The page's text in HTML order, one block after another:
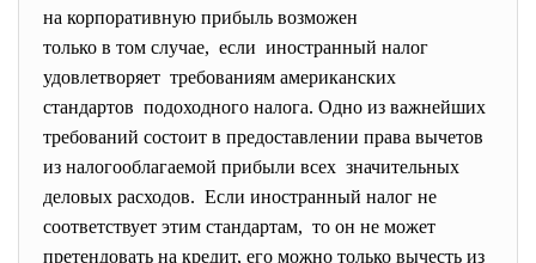
на корпоративную прибыль возможен
только в том случае, если иностранный налог
удовлетворяет требованиям американских
стандартов подоходного налога. Одно из важнейших
требований состоит в предоставлении права вычетов
из налогооблагаемой прибыли всех значительных
деловых расходов. Если иностранный налог не
соответствует этим стандартам, то он не может
претендовать на кредит, его можно только вычесть из